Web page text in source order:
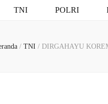
TNI POLRI
/ TNI / DIRGAHAYU